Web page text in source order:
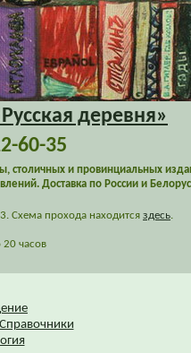
деревня»
60-35
столичных и провинциальных
Доставка по России и
Схема прохода находится здесь.
20 часов